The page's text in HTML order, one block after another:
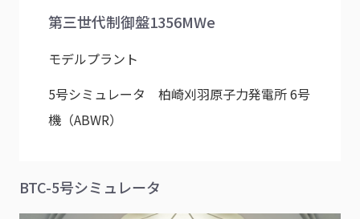
第三世代制御盤1356MWe
モデルプラント
5号シミュレータ 柏崎刈羽原子力発電所 6号
機（ABWR）
BTC-5号シミュレータ